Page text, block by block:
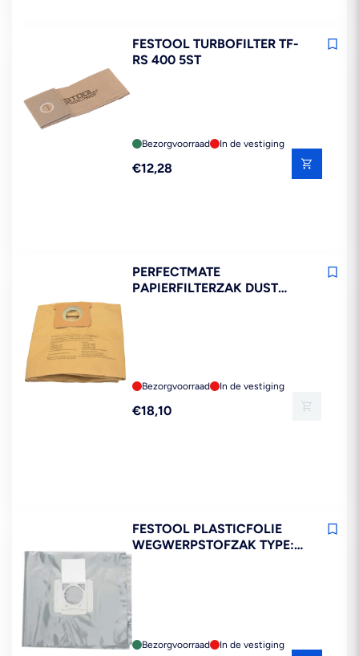
FESTOOL TURBOFILTER TF-
RS 400 5ST
Bezorgvoorraad In de vestiging
Reguliere
€12,28
PERFECTMATE
PAPIERFILTERZAK DUST
Bezorgvoorraad In de vestiging
Reguliere
€18,10
FESTOOL PLASTICFOLIE
WEGWERPSTOFZAK TYPE:
Bezorgvoorraad In de vestiging